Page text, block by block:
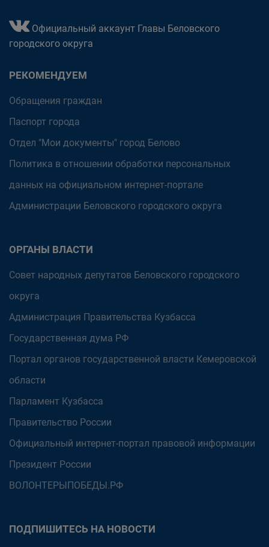
Официальный аккаунт Главы Беловского
городского округа
РЕКОМЕНДУЕМ
Обращения граждан
Паспорт города
Отдел "Мои документы" город Белово
Политика в отношении обработки персональных
данных на официальном интернет-портале
Администрации Беловского городского округа
ОРГАНЫ ВЛАСТИ
Совет народных депутатов Беловского городского
округа
Администрация Правительства Кузбасса
Государственная дума РФ
Портал органов государственной власти Кемеровской
области
Парламент Кузбасса
Правительство России
Официальный интернет-портал правовой информации
Президент России
ВОЛОНТЕРЫПОБЕДЫ.РФ
ПОДПИШИТЕСЬ НА НОВОСТИ